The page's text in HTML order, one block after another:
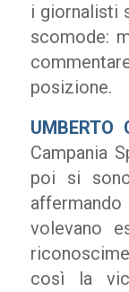
i giornalisti
scomode:
posizione.
UMBERTO
Campania
poi si
volevano
così la